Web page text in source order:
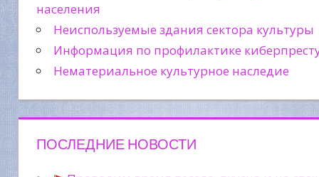
населения
Неиспользуемые здания сектора культуры
Информация по профилактике
Нематериальное культурное наследие
ПОСЛЕДНИЕ НОВОСТИ